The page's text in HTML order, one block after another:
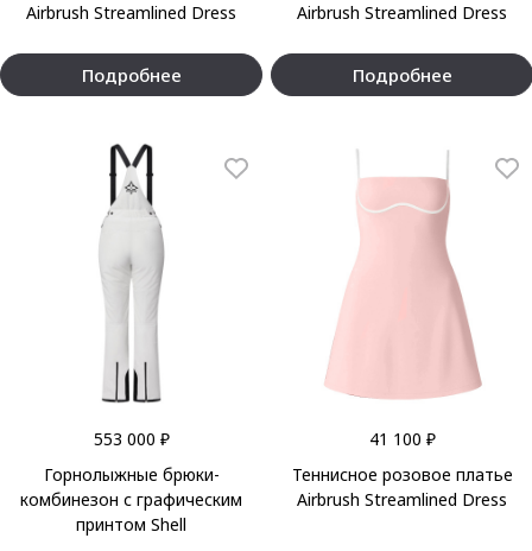
Airbrush Streamlined Dress
Подробнее
Airbrush Streamlined Dress
Подробнее
553 000 ₽
Горнолыжные брюки-
комбинезон с графическим
принтом Shell
41 100 ₽
Теннисное розовое платье
Airbrush Streamlined Dress